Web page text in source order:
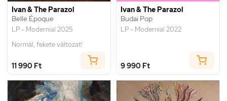
Ivan & The Parazol
Belle Époque
LP - Modernial 2025
Normál, fekete változat!
11 990 Ft
Ivan & The Parazol
Budai Pop
LP - Modernial 2022
9 990 Ft